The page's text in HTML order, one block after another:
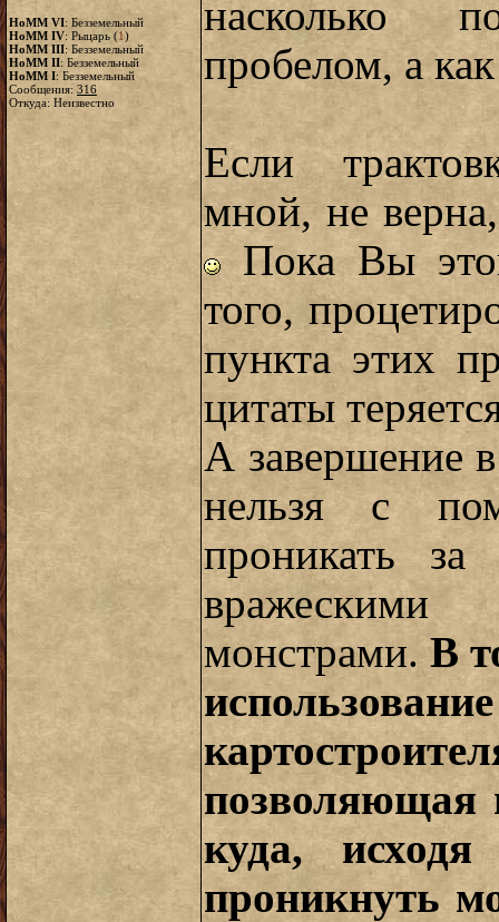
HoMM VI: Безземельный
HoMM IV: Рыцарь (1)
HoMM III: Безземельный
HoMM II: Безземельный
HoMM I: Безземельный
Сообщения: 316
Откуда: Неизвестно
насколько
пробелом, а
Если
мной, не
Пока Вы
того,
пункта этих
цитаты
А завершение
нельзя с
проникать за
монстрами.В
позволяющая
куда,
проникнуть